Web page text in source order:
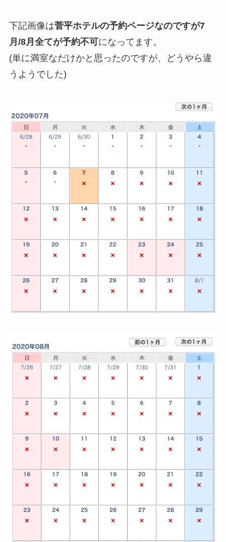
下記画像は菅平ホテルの予約ページなのですが7
月/8月全てが予約不可になってます。
(単に満室なだけかと思ったのですが、どうやら違
うようでした)